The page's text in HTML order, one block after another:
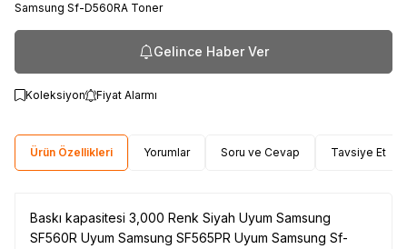
Samsung Sf-D560RA Toner
Gelince Haber Ver
Koleksiyon Fiyat Alarmı
Ürün Özellikleri Yorumlar Soru ve Cevap Tavsiye Et
Baskı kapasitesi 3,000 Renk Siyah Uyum Samsung
SF560R Uyum Samsung SF565PR Uyum Samsung Sf-